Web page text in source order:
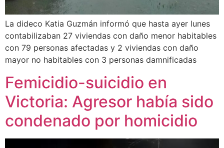
La dideco Katia Guzmán informó que hasta ayer lunes
contabilizaban 27 viviendas con daño menor habitables
con 79 personas afectadas y 2 viviendas con daño
mayor no habitables con 3 personas damnificadas
Femicidio-suicidio en
Victoria: Agresor había sido
condenado por homicidio